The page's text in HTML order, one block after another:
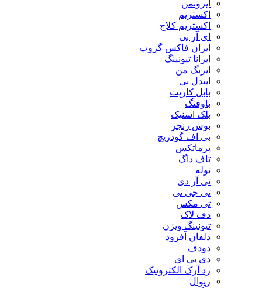
آیرونمن
اکستریم
اکستریم کلاچ
ای آر بی
ایران فاکس گروپ
ایرانا تیونینگ
ایربگ من
ایندل بی
بابل کارپت
باوفنگ
بلک اسنیک
بوش رنجر
بی اف گودریچ
پرماتکس
تاف داگ
توله
تی آر دی
تی جی تی
تی مکس
دف لاک
تیونینگ ویژن
دلفان آفرود
دودف
دی بی ای
رد آرک الکترونیک
ریوال